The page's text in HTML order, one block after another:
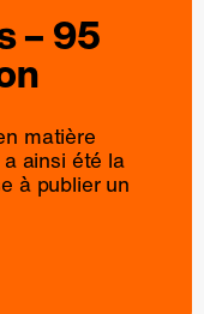
– 95
matière
ainsi été la
à publier un